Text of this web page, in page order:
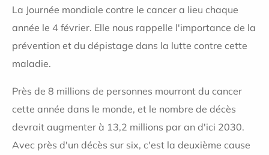
La Journée mondiale contre le cancer a lieu chaque
année le 4 février. Elle nous rappelle l'importance de la
prévention et du dépistage dans la lutte contre cette
maladie.
Près de 8 millions de personnes mourront du cancer
cette année dans le monde, et le nombre de décès
devrait augmenter à 13,2 millions par an d'ici 2030.
Avec près d'un décès sur six, c'est la deuxième cause